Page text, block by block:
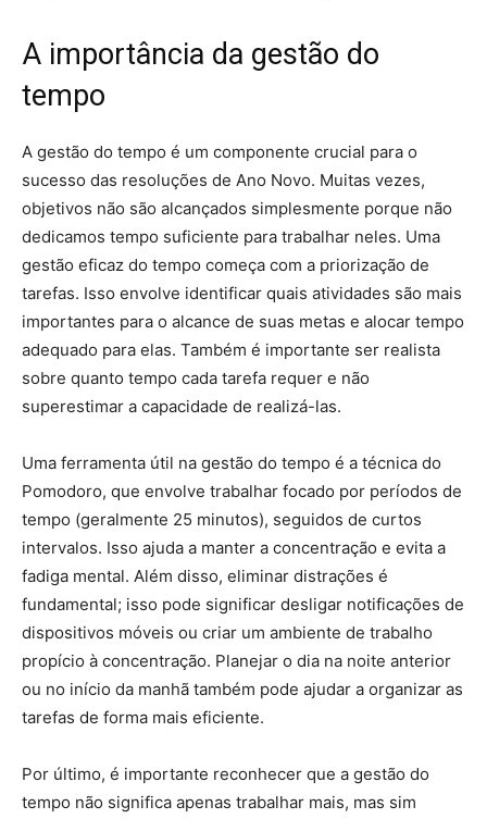
A importância da gestão do
tempo
A gestão do tempo é um componente crucial para o
sucesso das resoluções de Ano Novo. Muitas vezes,
objetivos não são alcançados simplesmente porque não
dedicamos tempo suficiente para trabalhar neles. Uma
gestão eficaz do tempo começa com a priorização de
tarefas. Isso envolve identificar quais atividades são mais
importantes para o alcance de suas metas e alocar tempo
adequado para elas. Também é importante ser realista
sobre quanto tempo cada tarefa requer e não
superestimar a capacidade de realizá-las.
Uma ferramenta útil na gestão do tempo é a técnica do
Pomodoro, que envolve trabalhar focado por períodos de
tempo (geralmente 25 minutos), seguidos de curtos
intervalos. Isso ajuda a manter a concentração e evita a
fadiga mental. Além disso, eliminar distrações é
fundamental; isso pode significar desligar notificações de
dispositivos móveis ou criar um ambiente de trabalho
propício à concentração. Planejar o dia na noite anterior
ou no início da manhã também pode ajudar a organizar as
tarefas de forma mais eficiente.
Por último, é importante reconhecer que a gestão do
tempo não significa apenas trabalhar mais, mas sim